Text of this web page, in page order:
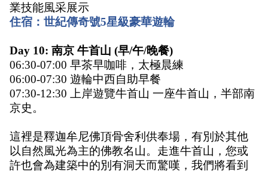
業技能風采展示
住宿：世紀傳奇號5星級豪華遊輪
Day 10: 南京 牛首山 (早/午/晚餐)
06:30-07:00 早茶早咖啡，太極晨練
06:00-07:30 遊輪中西自助早餐
07:30-12:30 上岸遊覽牛首山 一座牛首山，半部南
京史。
這裡是釋迦牟尼佛頂骨舍利供奉場，有別於其他
以自然風光為主的佛教名山。走進牛首山，您或
許也會為建築中的別有洞天而驚嘆，我們將看到